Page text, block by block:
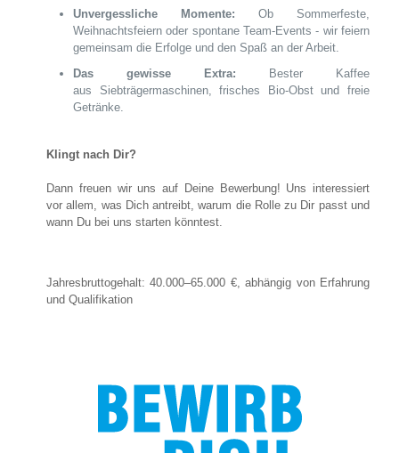
Unvergessliche Momente:Ob Sommerfeste,
Weihnachtsfeiern oder spontane Team-Events - wir feiern
gemeinsam die Erfolge und den Spaß an der Arbeit.
Das gewisse Extra: Bester Kaffee
aus Siebträgermaschinen, frisches Bio-Obst und freie
Getränke.
Klingt nach Dir?
Dann freuen wir uns auf Deine Bewerbung! Uns interessiert
vor allem, was Dich antreibt, warum die Rolle zu Dir passt und
wann Du bei uns starten könntest.
Jahresbruttogehalt: 40.000–65.000 €, abhängig von Erfahrung
und Qualifikation